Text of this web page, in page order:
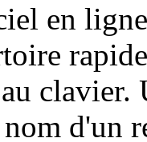
en
clavier.
d'un